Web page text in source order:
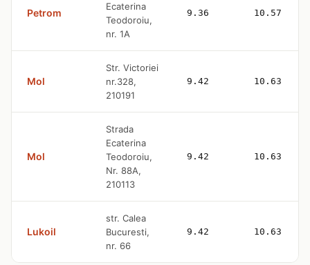
Petrom
Ecaterina
Teodoroiu,
nr. 1A
9.36 10.57
Mol
Str. Victoriei
nr.328,
210191
9.42 10.63
Mol
Strada
Ecaterina
Teodoroiu,
Nr. 88A,
210113
9.42 10.63
Lukoil
str. Calea
Bucuresti,
nr. 66
9.42 10.63